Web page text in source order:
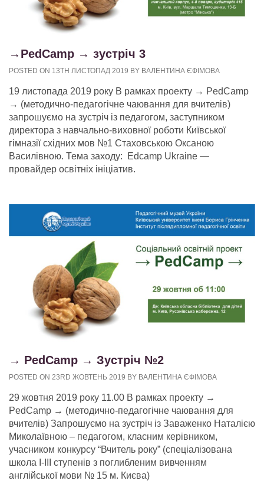
→PedCamp → зустріч 3
POSTED ON 13TH ЛИСТОПАД 2019 BY ВАЛЕНТИНА ЄФІМОВА
19 листопада 2019 року В рамках проекту → PedCamp
→ (методично-педагогічне чаювання для вчителів)
запрошуємо на зустріч із педагогом, заступником
директора з навчально-виховної роботи Київської
гімназії східних мов №1 Стаховською Оксаною
Василівною. Тема заходу: Edcamp Ukraine —
провайдер освітніх ініціатив.
→ PedCamp → Зустріч №2
POSTED ON 23RD ЖОВТЕНЬ 2019 BY ВАЛЕНТИНА ЄФІМОВА
29 жовтня 2019 року 11.00 В рамках проекту →
PedCamp → (методично-педагогічне чаювання для
вчителів) Запрошуємо на зустріч із Заваженко Наталією
Миколаївною – педагогом, класним керівником,
учасником конкурсу “Вчитель року” (спеціалізована
школа І-ІІІ ступенів з поглибленим вивченням
англійської мови № 15 м. Києва)